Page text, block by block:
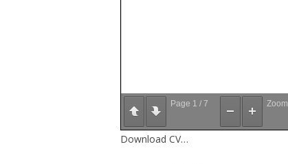
Page 1 / 7 Zoom
Download CV…